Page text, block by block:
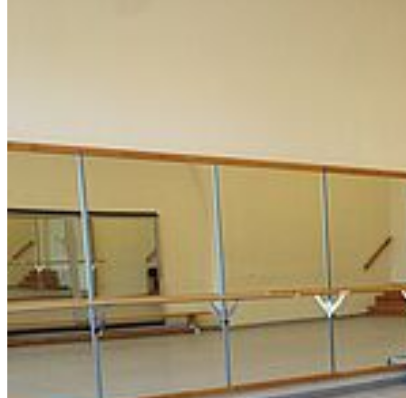
Soziale Medien
LinkedIn
Facebook
YouTube
Mastodon
Bluesky
Uniapp